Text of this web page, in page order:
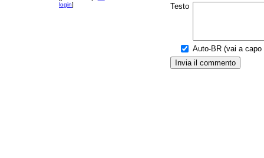
login]
Testo
Auto-BR (vai a capo